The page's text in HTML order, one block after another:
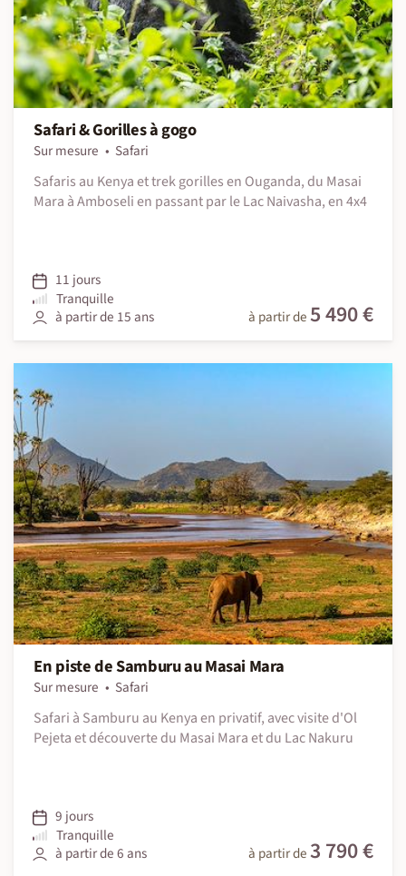
Safari & Gorilles à gogo
Sur mesure
Safari
Safaris au Kenya et trek gorilles en Ouganda, du Masai
Mara à Amboseli en passant par le Lac Naivasha, en 4x4
11 jours
Tranquille
à partir de 15 ans
à partir de 5 490 €
En piste de Samburu au Masai Mara
Sur mesure
Safari
Safari à Samburu au Kenya en privatif, avec visite d'Ol
Pejeta et découverte du Masai Mara et du Lac Nakuru
9 jours
Tranquille
à partir de 6 ans
à partir de 3 790 €